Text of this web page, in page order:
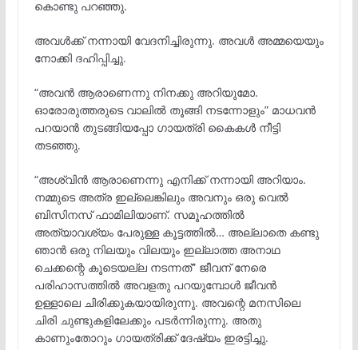
കൊണ്ടു പറഞ്ഞു.
അവൾക്ക് നന്നായി വേദനിച്ചിരുന്നു. അവൾ അമ്മയെയും
നോക്കി ദഹിപ്പിച്ചു.
“അവൻ ആരാണെന്നു നിനക്കു അറിയുമോ.
ഓരോരുത്തരുടെ വാലിൽ തൂങ്ങി നടന്നോളും” മാധവൻ
പറയാൻ തുടങ്ങിയപ്പോ ഗായത്രി കൈകൾ നീട്ടി
തടഞ്ഞു.
“അശ്വിൻ ആരാണെന്നു എനിക്ക് നന്നായി അറിയാം.
നമ്മുടെ അത്ര ഇല്ലെങ്കിലും അവനും ഒരു വെൽ
ബിസിനസ് ഫാമിലിയാണ്. സമൂഹത്തിൽ
അത്യാവശ്യം പേരുള്ള കൂട്ടത്തിൽ… അല്ലാതെ കണ്ടു
ഞാൻ ഒരു നിലയും വിലയും ഇല്ലാത്ത അനാഥ
ചെക്കന്റെ കൂടെയല്ല നടന്നത്” ജീവന് നേരെ
പരിഹാസത്തിൽ അവളതു പറയുമ്പോൾ ജീവൻ
ഉള്ളാലെ ചിരിക്കുകയായിരുന്നു. അവന്റെ മനസിലെ
ചിരി ചുണ്ടുകളിലേക്കും പടർന്നിരുന്നു. അതു
കാണുംതോറും ഗായത്രിക്ക് ദേഷ്യം ഇരട്ടിച്ചു.